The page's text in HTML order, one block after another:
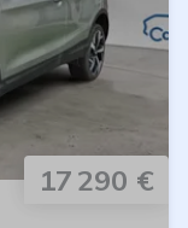
17 290 €